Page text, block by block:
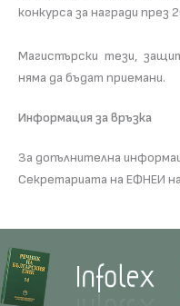
конкурса за награди през
Магистърски тези,
няма да бъдат приемани.
Информация за връзка
За допълнителна
Секретариата на ЕФНЕИ